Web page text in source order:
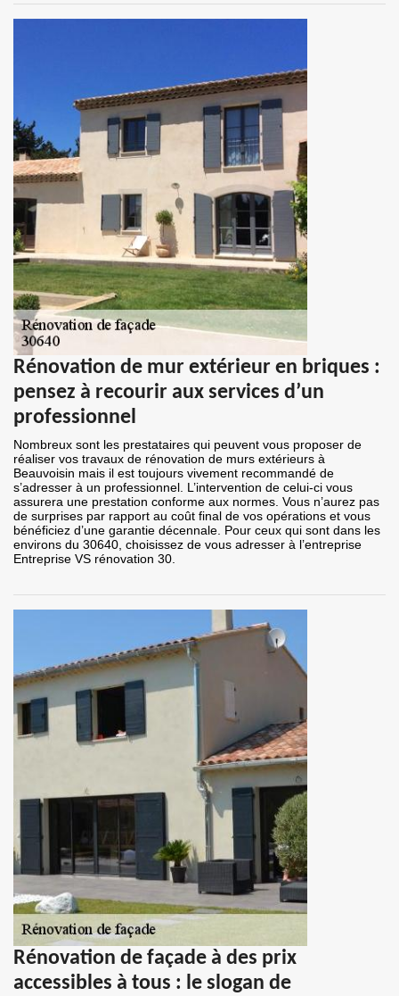
Rénovation de mur extérieur en briques :
pensez à recourir aux services d’un
professionnel
Nombreux sont les prestataires qui peuvent vous proposer de
réaliser vos travaux de rénovation de murs extérieurs à
Beauvoisin mais il est toujours vivement recommandé de
s’adresser à un professionnel. L’intervention de celui-ci vous
assurera une prestation conforme aux normes. Vous n’aurez pas
de surprises par rapport au coût final de vos opérations et vous
bénéficiez d’une garantie décennale. Pour ceux qui sont dans les
environs du 30640, choisissez de vous adresser à l’entreprise
Entreprise VS rénovation 30.
Rénovation de façade à des prix
accessibles à tous : le slogan de